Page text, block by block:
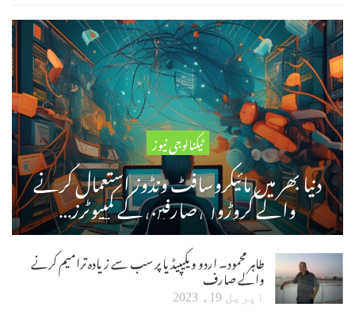
ٹیکنالوجی نیوز
دنیا بھر میں مائیکروسافٹ ونڈوز استعمال کرنے
والے کروڑوں صارفین کے کمپیوٹرز…
طاہر محمود۔ اردو ویکیپیڈیا پر سب سے زیادہ ترامیم کرنے
والے صارف
اپریل 19، 2023